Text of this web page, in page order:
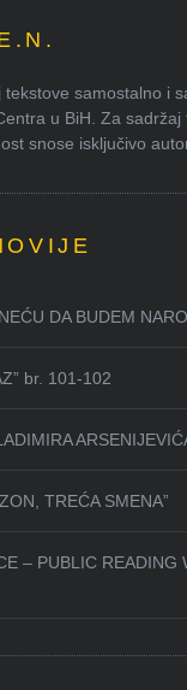
samostalno i
u BiH. Za sadržaj
snose isključivo
DA BUDEM
br. 101-102
TREĆA SMENA”
– PUBLIC READING